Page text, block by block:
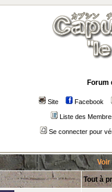
Forum
Site Facebook
Liste des
Se connecter pour
Tout à